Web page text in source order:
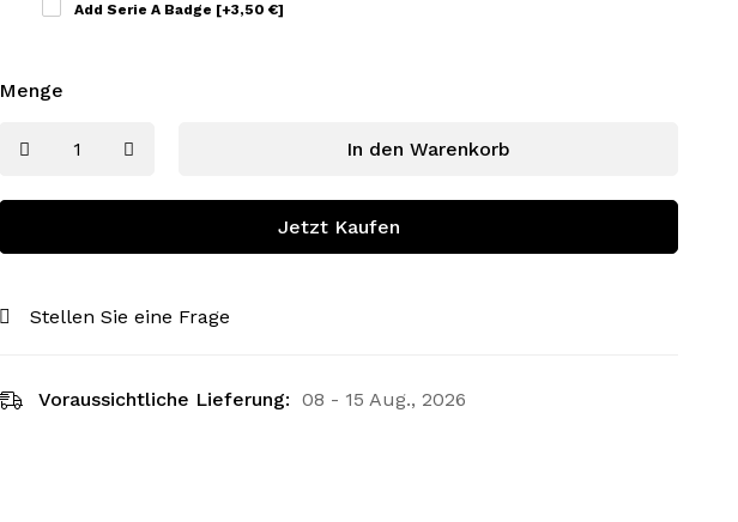
Add Serie A Badge [+3,50 €]
Menge
In den Warenkorb
Jetzt Kaufen
Stellen Sie eine Frage
Voraussichtliche Lieferung: 08 - 15 Aug., 2026